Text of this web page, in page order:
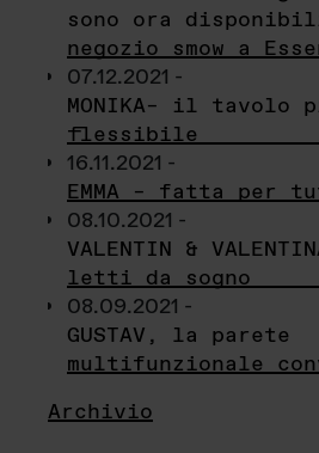
sono ora
negozio smow a
07.12.2021 -
MONIKA– il tavolo
flessibile
16.11.2021 -
EMMA – fatta per
08.10.2021 -
VALENTIN &
letti da sogno
08.09.2021 -
GUSTAV, la parete
multifunzionale
Archivio